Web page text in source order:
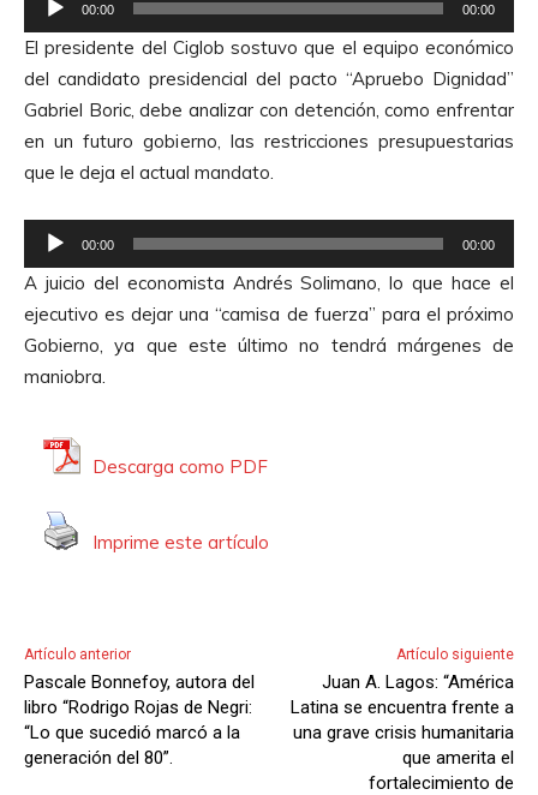
d
i
o
t
o
r
d
e
i
o
e
p
r
o
d
u
c
o
r
d
e
00:00 00:00
El presidente del Ciglob sostuvo que el equipo económico
del candidato presidencial del pacto “Apruebo Dignidad”
Gabriel Boric, debe analizar con detención, como enfrentar
en un futuro gobierno, las restricciones presupuestarias
que le deja el actual mandato.
e
p
r
o
d
u
d
i
o
00:00 00:00
A juicio del economista Andrés Solimano, lo que hace el
ejecutivo es dejar una “camisa de fuerza” para el próximo
Gobierno, ya que este último no tendrá márgenes de
maniobra.
Descarga como PDF
Imprime este artículo
Artículo anterior
Pascale Bonnefoy, autora del
libro “Rodrigo Rojas de Negri:
“Lo que sucedió marcó a la
generación del 80”.
Artículo siguiente
Juan A. Lagos: “América
Latina se encuentra frente a
una grave crisis humanitaria
que amerita el
fortalecimiento de